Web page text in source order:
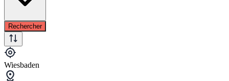
Rechercher
Wiesbaden